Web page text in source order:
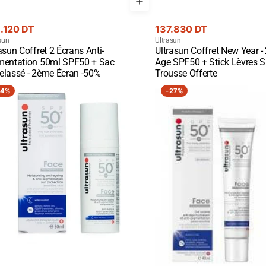
DT
Coffret 2 Écrans Anti-
50ml SPF50 + Sac
- 2ème Écran -50%
View
Prix
courant
137.830 DT
Fournisseur
:
Ultrasun
Ultrasun Coffret New Year
Age SPF50 + Stick Lèvres
Trousse Offerte
Quick View
ULTRASUN
FACE
Anti-
Ageing
Pigmentation
-27%